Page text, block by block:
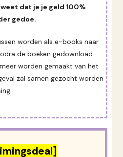
dat je je geld 100%
gedoe.
worden als e-books naar
de boeken gedownload
worden gemaakt van het
zal samen gezocht worden